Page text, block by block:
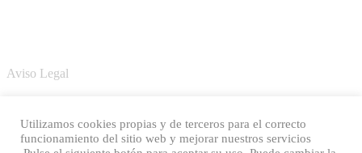
Aviso Legal
Política de Privacidad
Utilizamos cookies propias y de terceros para el correcto
funcionamiento del sitio web y mejorar nuestros servicios